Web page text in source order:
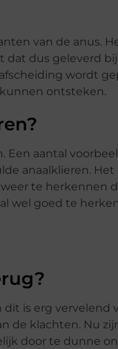
van de anus.
dat dus geleverd
wordt
ontsteken.
aantal
anaalklieren.
te herkennen
wel goed te
is erg vervelend
de klachten. Nu
door te dunne